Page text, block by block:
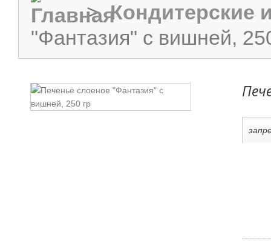
> Кондитерские
"Фантазия" с вишней,